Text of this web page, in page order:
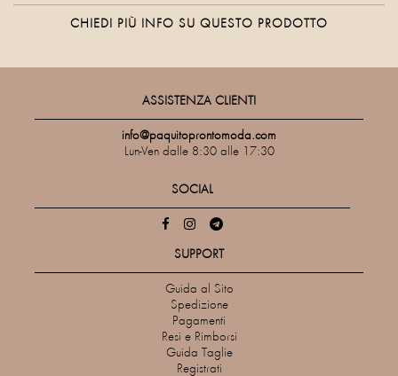
CHIEDI PIÙ INFO SU QUESTO PRODOTTO
ASSISTENZA CLIENTI
info@paquitoprontomoda.com
Lun-Ven dalle 8:30 alle 17:30
SOCIAL
SUPPORT
Guida al Sito
Spedizione
Pagamenti
Resi e Rimborsi
Guida Taglie
Registrati